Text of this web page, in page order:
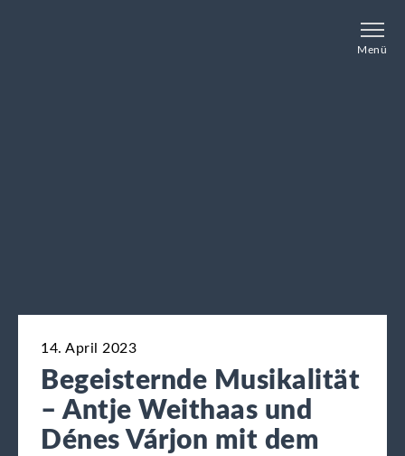
Menü
14. April 2023
Begeisternde Musikalität
– Antje Weithaas und
Dénes Várjon mit dem